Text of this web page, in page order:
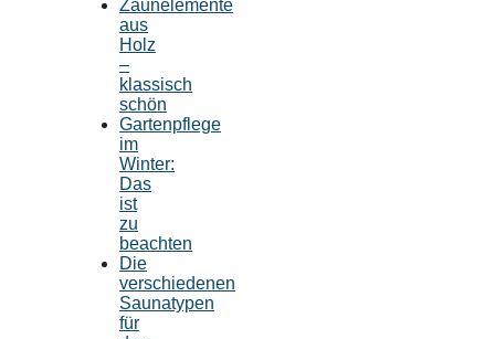
Zaunelemente
aus
Holz
–
klassisch
schön
Gartenpflege
im
Winter:
Das
ist
zu
beachten
Die
verschiedenen
Saunatypen
für